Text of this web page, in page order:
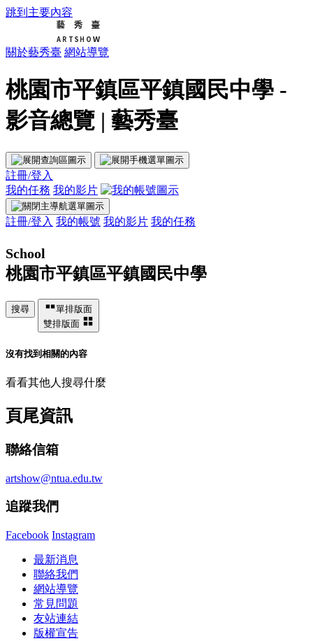
跳到主要內容
關於藝秀臺 網站導覽
桃園市平鎮區平鎮國民中學 -
影音總覽 | 藝秀臺
註冊/登入
我的任務 我的影片
註冊/登入 我的帳號 我的影片 我的任務
School
桃園市平鎮區平鎮國民中學
搜尋
單排版面
雙排版面
沒有找到相關的內容
看看其他人搜尋什麼
頁尾資訊
聯絡信箱
artshow@ntua.edu.tw
追蹤我們
Facebook Instagram
最新消息
聯絡我們
網站導覽
常見問題
友站連結
版權宣告